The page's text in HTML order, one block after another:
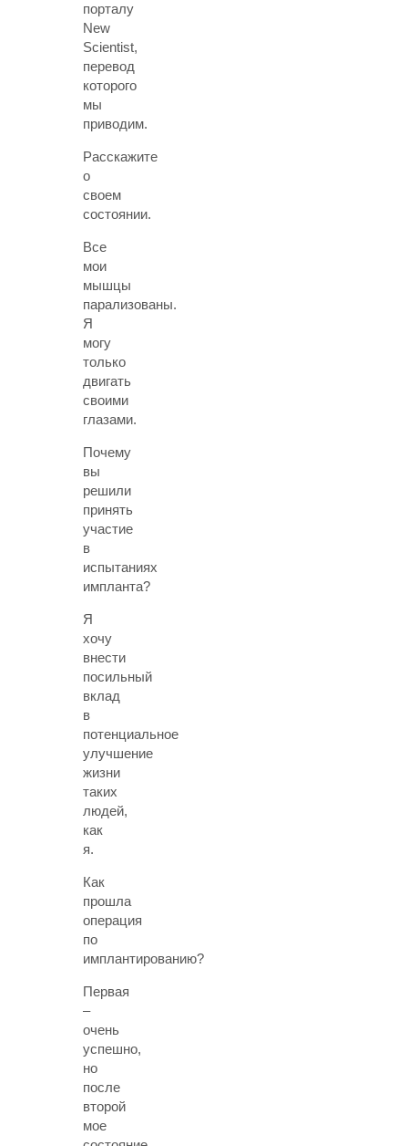
порталу
New
Scientist,
перевод
которого
мы
приводим.
Расскажите
о
своем
состоянии.
Все
мои
мышцы
парализованы.
Я
могу
только
двигать
своими
глазами.
Почему
вы
решили
принять
участие
в
испытаниях
импланта?
Я
хочу
внести
посильный
вклад
в
потенциальное
улучшение
жизни
таких
людей,
как
я.
Как
прошла
операция
по
имплантированию?
Первая
–
очень
успешно,
но
после
второй
мое